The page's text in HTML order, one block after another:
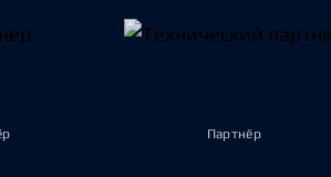
Партнёр